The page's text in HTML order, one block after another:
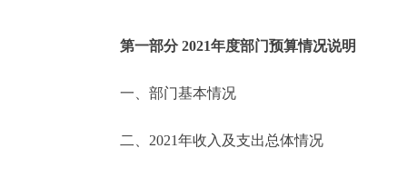
第一部分 2021年度部门预算情况说明
一、部门基本情况
二、2021年收入及支出总体情况